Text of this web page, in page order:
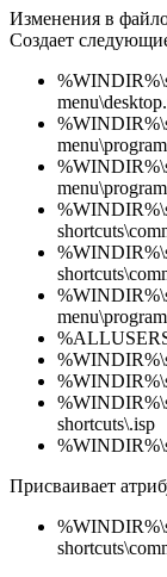
Изменения в
Создает
shortcuts\.isp
Присваивает